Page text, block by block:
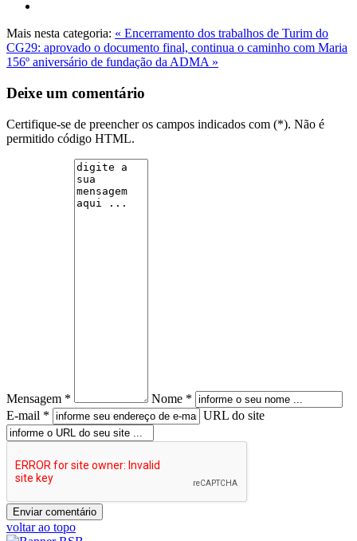
Mais nesta categoria: « Encerramento dos trabalhos de Turim do
CG29: aprovado o documento final, continua o caminho com Maria
156º aniversário de fundação da ADMA »
Deixe um comentário
Certifique-se de preencher os campos indicados com (*). Não é
permitido código HTML.
Mensagem *
Nome *
E-mail *
URL do site
voltar ao topo